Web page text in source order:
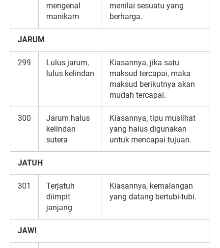
mengenal
manikam
menilai sesuatu yang
berharga.
JARUM
299
Lulus jarum,
lulus kelindan
Kiasannya, jika satu
maksud tercapai, maka
maksud berikutnya akan
mudah tercapai.
300
Jarum halus
kelindan
sutera
Kiasannya, tipu muslihat
yang halus digunakan
untuk mencapai tujuan.
JATUH
301
Terjatuh
diimpit
janjang
Kiasannya, kemalangan
yang datang bertubi-tubi.
JAWI